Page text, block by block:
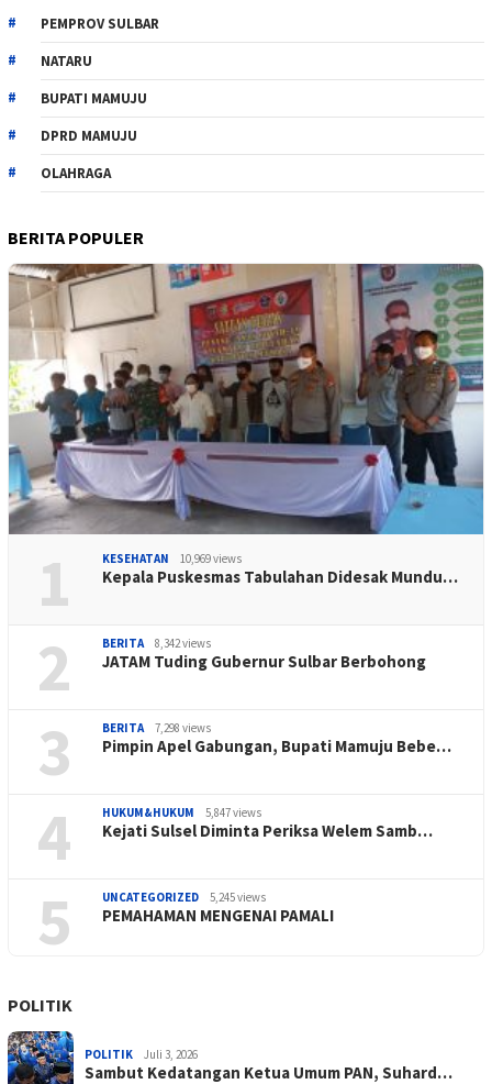
PEMPROV SULBAR
NATARU
BUPATI MAMUJU
DPRD MAMUJU
OLAHRAGA
BERITA POPULER
1 KESEHATAN 10,969 views
Kepala Puskesmas Tabulahan Didesak Mundu…
2 BERITA 8,342 views
JATAM Tuding Gubernur Sulbar Berbohong
3 BERITA 7,298 views
Pimpin Apel Gabungan, Bupati Mamuju Bebe…
4 HUKUM&HUKUM 5,847 views
Kejati Sulsel Diminta Periksa Welem Samb…
5 UNCATEGORIZED 5,245 views
PEMAHAMAN MENGENAI PAMALI
POLITIK
POLITIK Juli 3, 2026
Sambut Kedatangan Ketua Umum PAN, Suhard…